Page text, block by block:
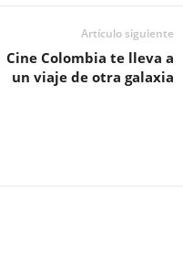
Artículo siguiente
Cine Colombia te lleva a
un viaje de otra galaxia